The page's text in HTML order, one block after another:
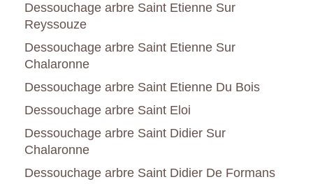
Dessouchage arbre Saint Etienne Sur
Reyssouze
Dessouchage arbre Saint Etienne Sur
Chalaronne
Dessouchage arbre Saint Etienne Du Bois
Dessouchage arbre Saint Eloi
Dessouchage arbre Saint Didier Sur
Chalaronne
Dessouchage arbre Saint Didier De Formans